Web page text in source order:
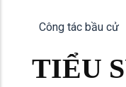
Công tác bầu cử
TIỂU